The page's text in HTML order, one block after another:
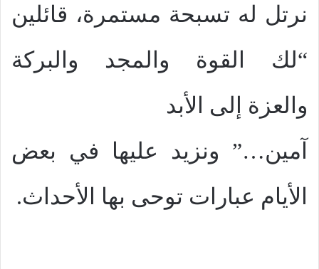
نرتل له تسبحة مستمرة، قائلين
“لك القوة والمجد والبركة
والعزة إلى الأبد
آمين…” ونزيد عليها في بعض
الأيام عبارات توحى بها الأحداث.